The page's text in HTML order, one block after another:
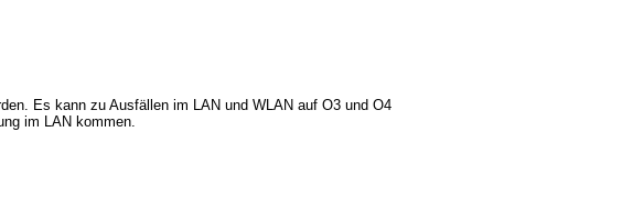
Es kann zu Ausfällen im LAN und WLAN auf O3 und O4
im LAN kommen.